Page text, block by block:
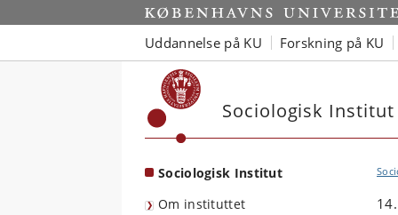
Start
Uddannelse på KU Forskning på KU
Sociologisk Institut
Sociologisk Institut
Om instituttet